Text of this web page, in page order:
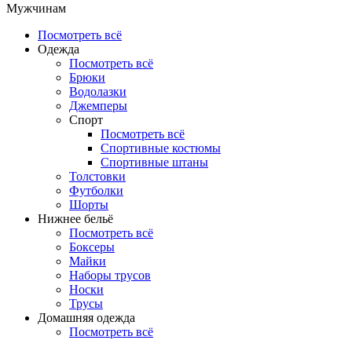
Мужчинам
Посмотреть всё
Одежда
Посмотреть всё
Брюки
Водолазки
Джемперы
Спорт
Посмотреть всё
Спортивные костюмы
Спортивные штаны
Толстовки
Футболки
Шорты
Нижнее бельё
Посмотреть всё
Боксеры
Майки
Наборы трусов
Носки
Трусы
Домашняя одежда
Посмотреть всё